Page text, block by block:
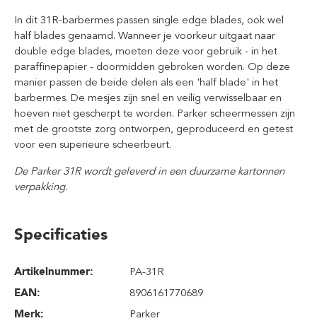
In dit 31R-barbermes passen single edge blades, ook wel
half blades genaamd. Wanneer je voorkeur uitgaat naar
double edge blades, moeten deze voor gebruik - in het
paraffinepapier - doormidden gebroken worden. Op deze
manier passen de beide delen als een 'half blade' in het
barbermes. De mesjes zijn snel en veilig verwisselbaar en
hoeven niet gescherpt te worden. Parker scheermessen zijn
met de grootste zorg ontworpen, geproduceerd en getest
voor een superieure scheerbeurt.
De Parker 31R wordt geleverd in een duurzame kartonnen
verpakking.
Specificaties
Artikelnummer:
PA-31R
EAN:
8906161770689
Merk:
Parker